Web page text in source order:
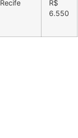
Recife
R$
6.550